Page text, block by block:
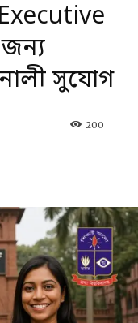
Executive
সুযোগ
200